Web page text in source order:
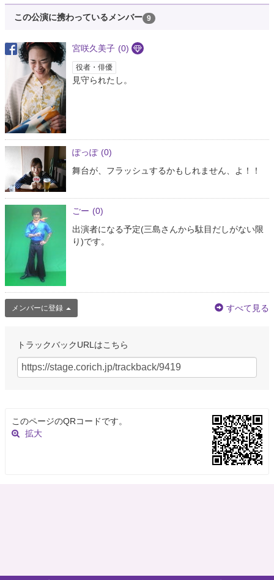
この公演に携わっているメンバー 9
宮咲久美子 (0)
役者・俳優
見守られたし。
ぽっぽ (0)
舞台が、フラッシュするかもしれません、よ！！
ごー (0)
出演者になる予定(三島さんから駄目だしがない限
り)です。
メンバーに登録 すべて見る
トラックバックURLはこちら
このページのQRコードです。
拡大